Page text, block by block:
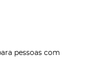
pessoas com